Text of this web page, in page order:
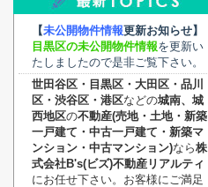
【未公開物件情報更新お知らせ】
目黒区の未公開物件情報を更新い
たしましたので是非ご覧下さい。
世田谷区・目黒区・大田区・品川
区・渋谷区・港区などの城南、城
西地区の不動産(売地・土地・新築
一戸建て・中古一戸建て・新築マ
ンション・中古マンション)なら株
式会社B's(ビズ)不動産リアルティ
にお任せ下さい。お客様にご満足